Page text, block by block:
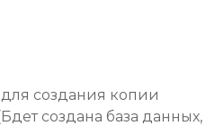
создания копии
создана база данных,